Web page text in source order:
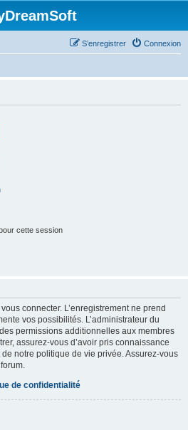
Connexion
S’enregistrer
cette session
connecter. L’enregistrement ne prend
vos possibilités. L’administrateur du
permissions additionnelles aux membres
assurez-vous d’avoir pris connaissance
notre politique de vie privée. Assurez-vous
de confidentialité